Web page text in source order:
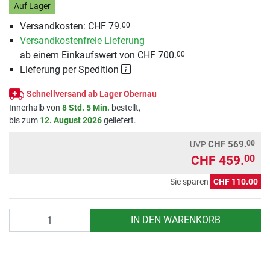
Auf Lager
Versandkosten: CHF 79.00
Versandkostenfreie Lieferung
ab einem Einkaufswert von CHF 700.00
Lieferung per Spedition
Schnellversand ab Lager Obernau
Innerhalb von 8 Std. 5 Min. bestellt,
bis zum 12. August 2026geliefert.
UVPCHF 569.00
CHF 459.00
Sie sparen CHF 110.00
IN DEN WARENKORB